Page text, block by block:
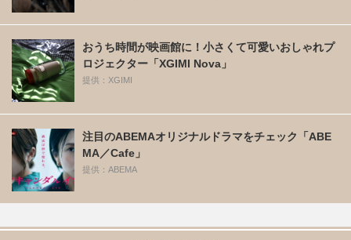
おうち時間が映画館に！小さくて可愛いおしゃれプ
ロジェクター「XGIMI Nova」
提供：XGIMI
注目のABEMAオリジナルドラマをチェック「ABE
MA／Cafe」
提供：ABEMA